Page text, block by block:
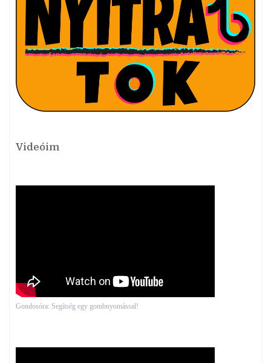
Videóim
Gondosóra: Segítség egy gombnyomással!